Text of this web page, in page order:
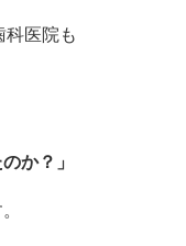
科医院も
か？」